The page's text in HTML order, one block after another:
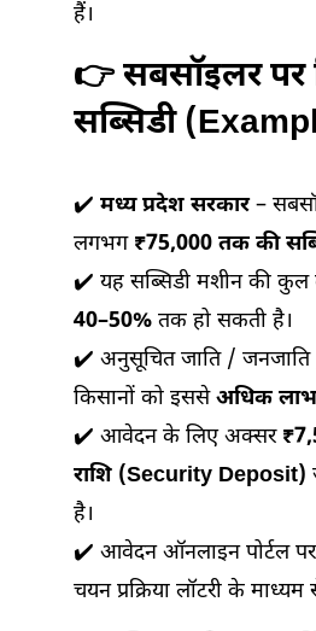
हैं।
👉 सबसॉइलर पर
सब्सिडी
✔️ मध्य प्रदेश सरकार–
लगभग ₹75,000 तक की
✔️ यह सब्सिडी मशीन की
40–50% तक हो सकती है।
✔️ अनुसूचित जाति /
किसानों को इससेअधिक लाभ
✔️ आवेदन के लिए अक्सर
राशि (Security Deposit)
है।
✔️ आवेदन ऑनलाइन पोर्टल
चयन प्रक्रिया लॉटरी के माध्यम